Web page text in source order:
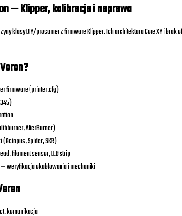
— Klipper, kalibracja i naprawa
klasy DIY/prosumer z firmware Klipper. Ich architektura Core XY i
firmware (printer.cfg)
AfterBurner)
Spider, SKR)
filament sensor, LED strip
weryfikacja okablowania i mechaniki
komunikacja